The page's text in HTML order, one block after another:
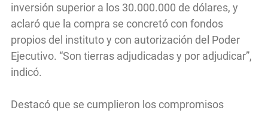
inversión superior a los 30.000.000 de dólares, y
aclaró que la compra se concretó con fondos
propios del instituto y con autorización del Poder
Ejecutivo. “Son tierras adjudicadas y por adjudicar”,
indicó.
Destacó que se cumplieron los compromisos